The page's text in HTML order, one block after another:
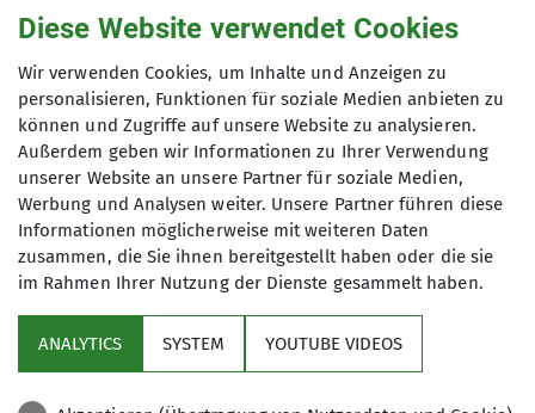
Frauenwandergruppe 1
Frauenwandergruppe 1
Wir wandern regelmäßig zwischen 16
und 18 Kilometer - die Teilnahme für
Mitglieder ist kostenfrei
Service
Diese Website verwendet Cookies
Wir verwenden Cookies, um Inhalte und Anzeigen zu
personalisieren, Funktionen für soziale Medien anbieten zu
können und Zugriffe auf unsere Website zu analysieren.
Außerdem geben wir Informationen zu Ihrer Verwendung
unserer Website an unsere Partner für soziale Medien,
Werbung und Analysen weiter. Unsere Partner führen diese
Informationen möglicherweise mit weiteren Daten
zusammen, die Sie ihnen bereitgestellt haben oder die sie
im Rahmen Ihrer Nutzung der Dienste gesammelt haben.
ANALYTICS SYSTEM YOUTUBE VIDEOS